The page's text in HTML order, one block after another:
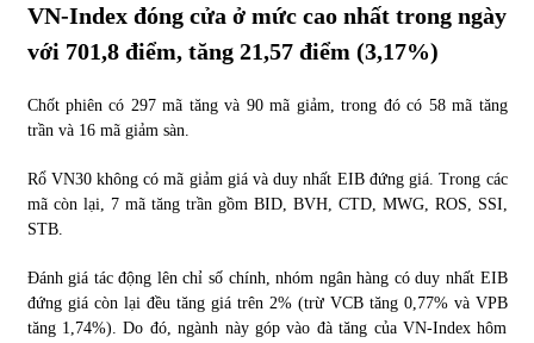
VN-Index đóng cửa ở mức cao nhất trong ngày
với 701,8 điểm, tăng 21,57 điểm (3,17%)
Chốt phiên có 297 mã tăng và 90 mã giảm, trong đó có 58 mã tăng
trần và 16 mã giảm sàn.
Rổ VN30 không có mã giảm giá và duy nhất EIB đứng giá. Trong các
mã còn lại, 7 mã tăng trần gồm BID, BVH, CTD, MWG, ROS, SSI,
STB.
Đánh giá tác động lên chỉ số chính, nhóm ngân hàng có duy nhất EIB
đứng giá còn lại đều tăng giá trên 2% (trừ VCB tăng 0,77% và VPB
tăng 1,74%). Do đó, ngành này góp vào đà tăng của VN-Index hôm